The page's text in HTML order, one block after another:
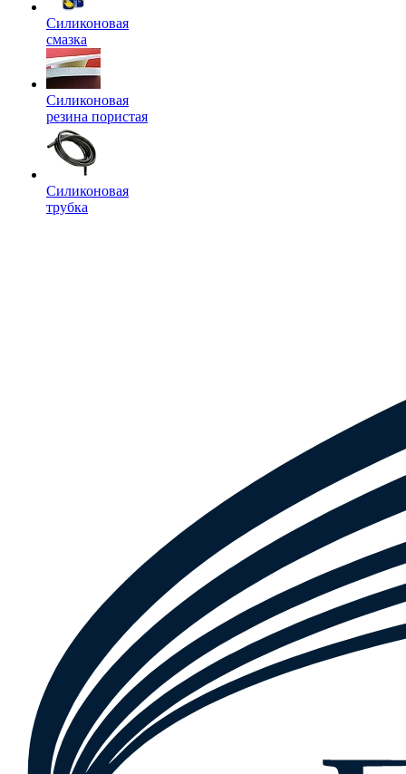
Силиконовая
смазка
Силиконовая
резина пористая
Силиконовая
трубка